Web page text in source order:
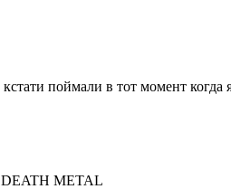
кстати поймали в тот момент когда
DEATH METAL